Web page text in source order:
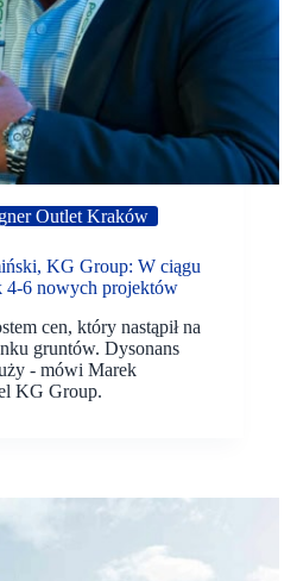
Outlet Kraków
KG Group: W ciągu
4-6 nowych projektów
cen, który nastąpił na
gruntów. Dysonans
- mówi Marek
KG Group.